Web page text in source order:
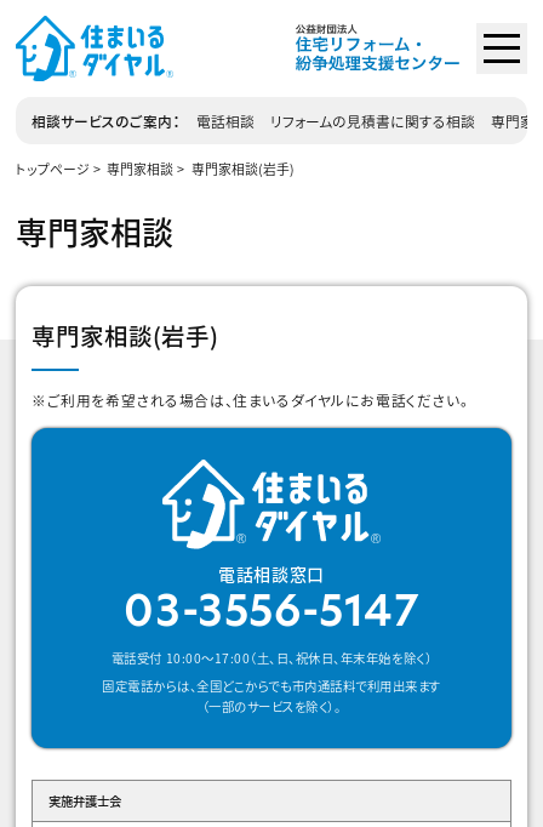
相談サービスのご案内 電話相談 リフォームの見積書に関する相談 専門家
トップページ 専門家相談 専門家相談(岩手)
専門家相談
専門家相談(岩手)
※ご利用を希望される場合は、住まいるダイヤルにお電話ください。
電話相談窓口
03-3556-5147
電話受付 10:00～17:00（土、日、祝休日、年末年始を除く）
固定電話からは、全国どこからでも市内通話料で利用出来ます
（一部のサービスを除く）。
実施弁護士会